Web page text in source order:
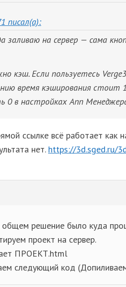
писал(а):
заливаю на сервер — сама
кэш. Если пользуетесь
время кэширования
0 в настройках Апп
ссылке всё работает как
нет. https://3d.sged.ru/
решение было куда
проект на сервер.
ПРОЕКТ.html
следующий код